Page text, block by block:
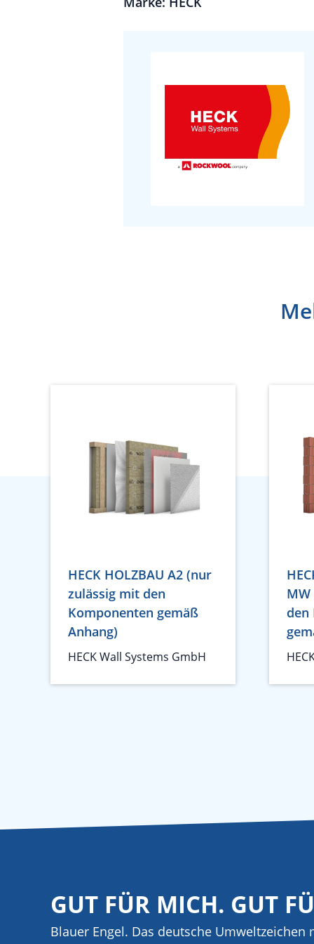
HECK HOLZBAU A2 (nur
zulässig mit den
Komponenten gemäß
Anhang)
HECK Wall Systems GmbH
den
GUT FÜR MICH. GUT
Blauer Engel. Das deutsche Umweltzeichen